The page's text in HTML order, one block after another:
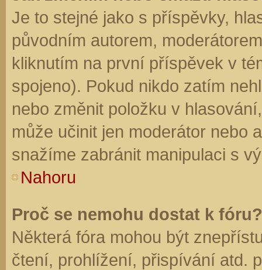
Je to stejné jako s příspěvky,
původním autorem,
kliknutím na první příspěvek v
spojeno). Pokud nikdo zatím
nebo změnit položku v
může učinit jen moderátor nebo
snažíme zabránit manipulaci s
Nahoru
Proč se nemohu dostat k fóru?
Některá fóra mohou být
čtení, prohlížení, přispívání atd.